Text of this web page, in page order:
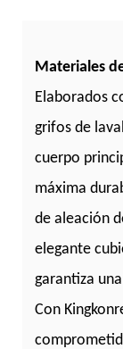
Materiales
Elaborados
grifos de
cuerpo
máxima
de aleación
elegante
garantiza
Con